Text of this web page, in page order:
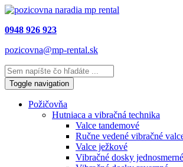
0948 926 923
pozicovna@mp-rental.sk
Toggle navigation
Požičovňa
Hutniaca a vibračná technika
Valce tandemové
Ručne vedené vibračné
Valce ježkové
Vibračné dosky jednosmerné